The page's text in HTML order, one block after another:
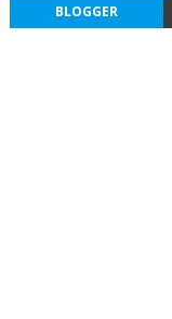
BLOGGER